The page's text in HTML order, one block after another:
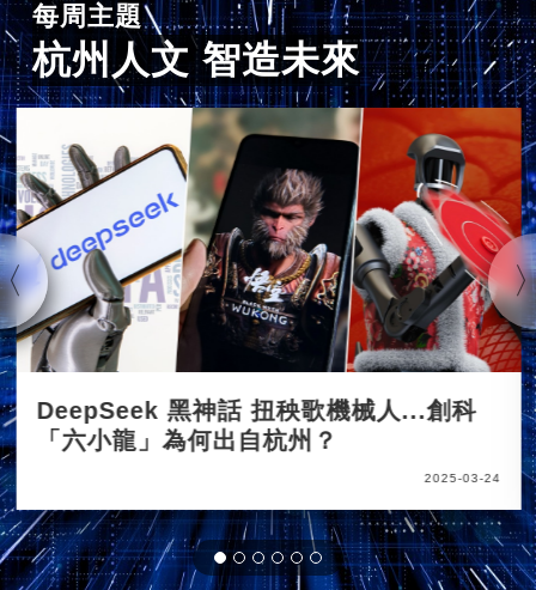
每周主題
杭州人文 智造未來
DeepSeek 黑神話 扭秧歌機械人...創科
「六小龍」為何出自杭州？
2025-03-24